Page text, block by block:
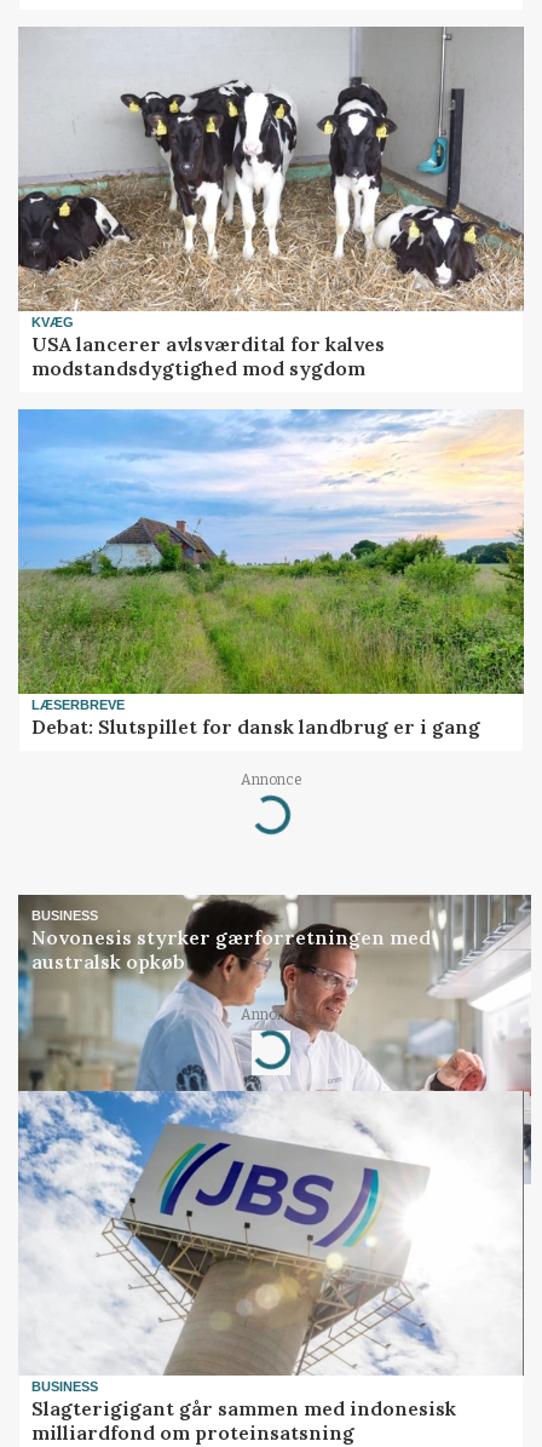
KVÆG
USA lancerer avlsværdital for kalves
modstandsdygtighed mod sygdom
LÆSERBREVE
Debat: Slutspillet for dansk landbrug er i gang
Annonce
Loading...
BUSINESS
Novonesis styrker gærforretningen med
australsk opkøb
Annonce
Loading...
BUSINESS
Slagterigigant går sammen med indonesisk
milliardfond om proteinsatsning